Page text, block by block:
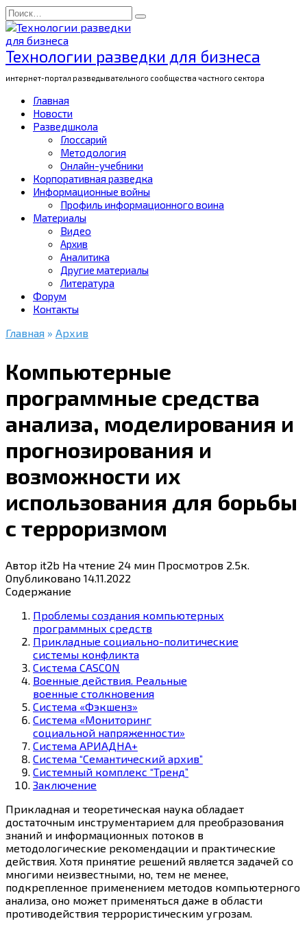
Перейти
к
содержанию
Search
for:
Технологии разведки для бизнеса
интернет-портал разведывательного сообщества частного сектора
Главная
Новости
Разведшкола
Глоссарий
Методология
Онлайн-учебники
Корпоративная разведка
Информационные войны
Профиль информационного воина
Материалы
Видео
Архив
Аналитика
Другие материалы
Литература
Форум
Контакты
Главная » Архив
Компьютерные
программные средства
анализа, моделирования и
прогнозирования и
возможности их
использования для борьбы
с терроризмом
Автор it2b На чтение 24 мин Просмотров 2.5к.
Опубликовано 14.11.2022
Содержание
Проблемы создания компьютерных
программных средств
Прикладные социально-политические
системы конфликта
Система CASCON
Военные действия. Реальные
военные столкновения
Система «Фэкшенз»
Система «Мониторинг
социальной напряженности»
Система АРИАДНА+
Система “Семантический архив”
Системный комплекс “Тренд”
Заключение
Прикладная и теоретическая наука обладает
достаточным инструментарием для преобразования
знаний и информационных потоков в
методологические рекомендации и практические
действия. Хотя принятие решений является задачей со
многими неизвестными, но, тем не менее,
подкрепленное применением методов компьютерного
анализа, оно может применяться даже в области
противодействия террористическим угрозам.